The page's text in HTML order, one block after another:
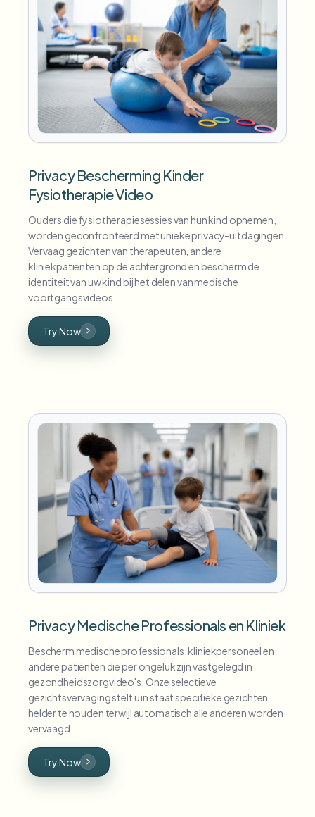
Privacy Bescherming Kinder
Fysiotherapie Video
Ouders die fysiotherapiesessies van hun kind opnemen,
worden geconfronteerd met unieke privacy-uitdagingen.
Vervaag gezichten van therapeuten, andere
kliniekpatiënten op de achtergrond en bescherm de
identiteit van uw kind bij het delen van medische
voortgangsvideos.
Try Now
Privacy Medische Professionals en Kliniek
Bescherm medische professionals, kliniekpersoneel en
andere patiënten die per ongeluk zijn vastgelegd in
gezondheidszorgvideo's. Onze selectieve
gezichtsvervaging stelt u in staat specifieke gezichten
helder te houden terwijl automatisch alle anderen worden
vervaagd.
Try Now